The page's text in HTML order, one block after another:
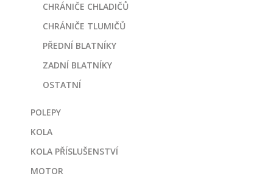
CHRÁNIČE CHLADIČŮ
CHRÁNIČE TLUMIČŮ
PŘEDNÍ BLATNÍKY
ZADNÍ BLATNÍKY
OSTATNÍ
POLEPY
KOLA
KOLA PŘÍSLUŠENSTVÍ
MOTOR